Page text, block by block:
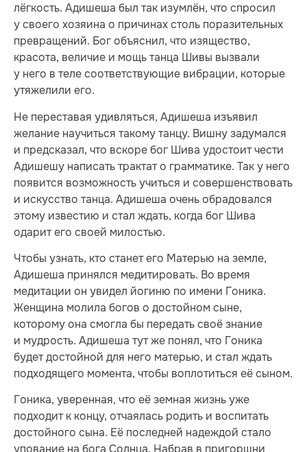
лёгкость. Адишеша был так изумлён, что спросил
у своего хозяина о причинах столь поразительных
превращений. Бог объяснил, что изящество,
красота, величие и мощь танца Шивы вызвали
у него в теле соответствующие вибрации, которые
утяжелили его.
Не переставая удивляться, Адишеша изъявил
желание научиться такому танцу. Вишну задумался
и предсказал, что вскоре бог Шива удостоит чести
Адишешу написать трактат о грамматике. Так у него
появится возможность учиться и совершенствовать
и искусство танца. Адишеша очень обрадовался
этому известию и стал ждать, когда бог Шива
одарит его своей милостью.
Чтобы узнать, кто станет его Матерью на земле,
Адишеша принялся медитировать. Во время
медитации он увидел йогиню по имени Гоника.
Женщина молила богов о достойном сыне,
которому она смогла бы передать своё знание
и мудрость. Адишеша тут же понял, что Гоника
будет достойной для него матерью, и стал ждать
подходящего момента, чтобы воплотиться её сыном.
Гоника, уверенная, что её земная жизнь уже
подходит к концу, отчаялась родить и воспитать
достойного сына. Её последней надеждой стало